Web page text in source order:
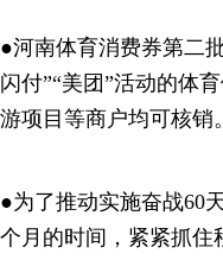
●河南体育消费券第二
闪付”“美团”活动的体
游项目等商户均可核销
●为了推动实施奋战60
个月的时间，紧紧抓住